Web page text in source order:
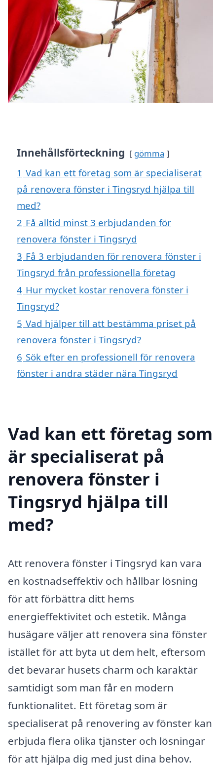
Innehållsförteckning gömma
1 Vad kan ett företag som är specialiserat
på renovera fönster i Tingsryd hjälpa till
med?
2 Få alltid minst 3 erbjudanden för
renovera fönster i Tingsryd
3 Få 3 erbjudanden för renovera fönster i
Tingsryd från professionella företag
4 Hur mycket kostar renovera fönster i
Tingsryd?
5 Vad hjälper till att bestämma priset på
renovera fönster i Tingsryd?
6 Sök efter en professionell för renovera
fönster i andra städer nära Tingsryd
Vad kan ett företag som
är specialiserat på
renovera fönster i
Tingsryd hjälpa till
med?
Att renovera fönster i Tingsryd kan vara
en kostnadseffektiv och hållbar lösning
för att förbättra ditt hems
energieffektivitet och estetik. Många
husägare väljer att renovera sina fönster
istället för att byta ut dem helt, eftersom
det bevarar husets charm och karaktär
samtidigt som man får en modern
funktionalitet. Ett företag som är
specialiserat på renovering av fönster kan
erbjuda flera olika tjänster och lösningar
för att hjälpa dig med just dina behov.